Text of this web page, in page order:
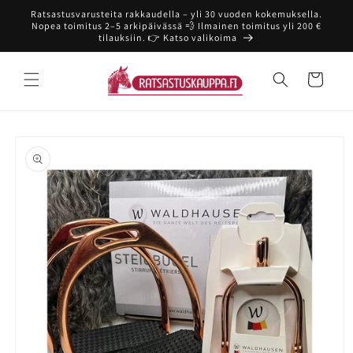
siirry
sisältöön
Ratsastusvarusteita rakkaudella – yli 30 vuoden kokemuksella.
Nopea toimitus 2–5 arkipäivässä 💨 Ilmainen toimitus yli 200 €
tilauksiin. 👉 Katso valikoima
Ostoskori
tuotetietoihin